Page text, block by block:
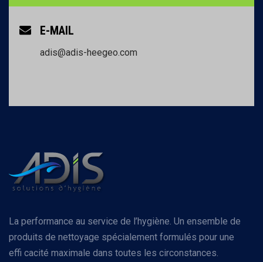
E-MAIL
adis@adis-heegeo.com
La performance au service de l’hygiène. Un ensemble de
produits de nettoyage spécialement formulés pour une
effi cacité maximale dans toutes les circonstances.